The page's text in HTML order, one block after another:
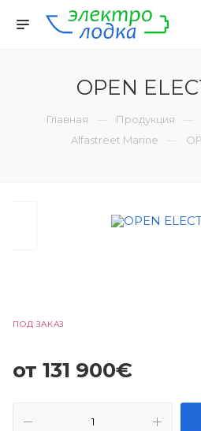
OPEN
Главная Продукция
Alfastreet Marine
ПОД ЗАКАЗ
от 131 900€